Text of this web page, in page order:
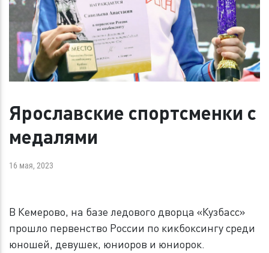
Ярославские спортсменки с
медалями
16 мая, 2023
В Кемерово, на базе ледового дворца «Кузбасс»
прошло первенство России по кикбоксингу среди
юношей, девушек, юниоров и юниорок.